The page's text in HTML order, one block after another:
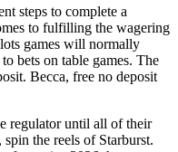
steps to complete a
to fulfilling the wagering
games will normally
bets on table games. The
Becca, free no deposit
regulator until all of their
spin the reels of Starburst.